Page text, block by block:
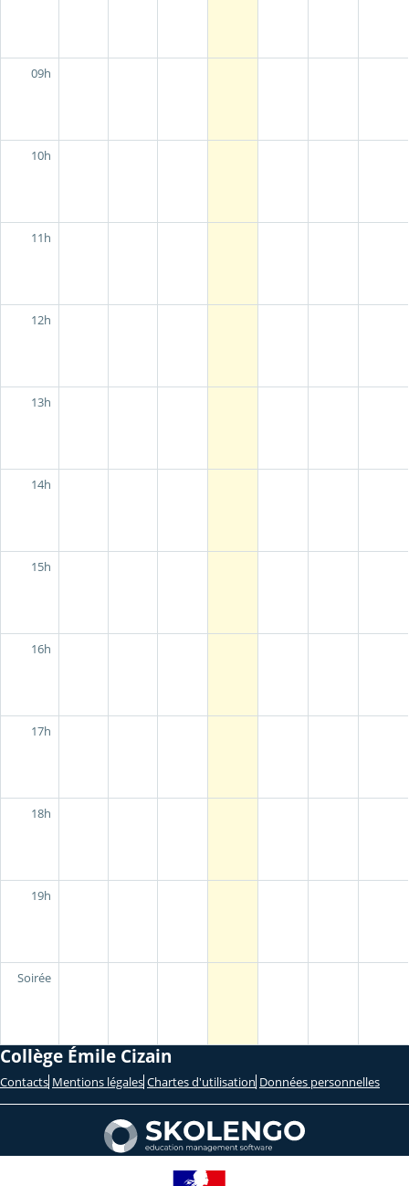
09h
10h
11h
12h
13h
14h
15h
16h
17h
18h
19h
Soirée
Collège Émile Cizain
Contacts Mentions légales Chartes d'utilisation Données personnelles